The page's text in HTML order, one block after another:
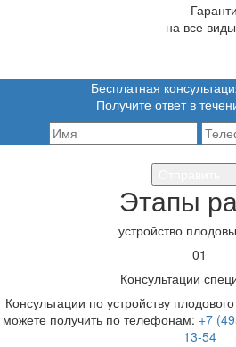
на все
Бесплатная
Получите ответ в
Этапы
устройство
01
Консультации
Консультации по устройству
можете получить по телефонам: +7
13-54